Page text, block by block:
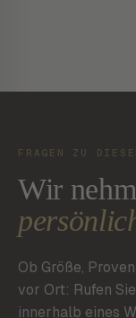
FRAGEN ZU
Wir
Ob Größe,
vor Ort: Rufen
innerhalb eines